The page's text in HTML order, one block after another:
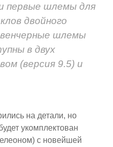
первые шлемы для
двойного
шлемы
в двух
(версия 9.5) и
на детали, но
укомплектован
с новейшей